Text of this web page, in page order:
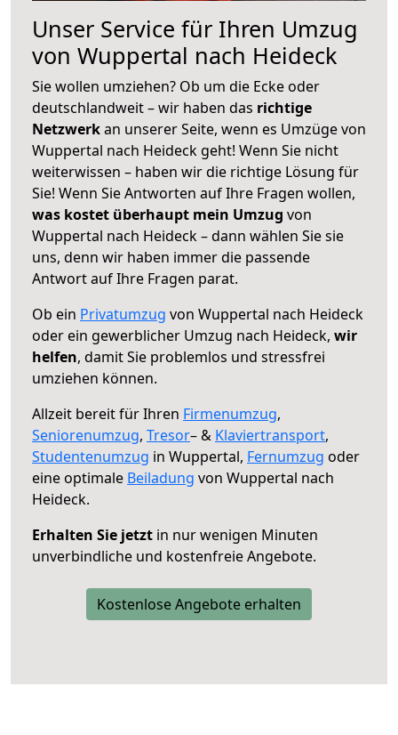
Unser Service für Ihren Umzug
von Wuppertal nach Heideck
Sie wollen umziehen? Ob um die Ecke oder
deutschlandweit – wir haben das richtige
Netzwerkan unserer Seite, wenn es Umzüge von
Wuppertal nach Heideck geht! Wenn Sie nicht
weiterwissen – haben wir die richtige Lösung für
Sie! Wenn Sie Antworten auf Ihre Fragen wollen,
was kostet überhaupt mein Umzug von
Wuppertal nach Heideck – dann wählen Sie sie
uns, denn wir haben immer die passende
Antwort auf Ihre Fragen parat.
Ob ein Privatumzug von Wuppertal nach Heideck
oder ein gewerblicher Umzug nach Heideck, wir
helfen, damit Sie problemlos und stressfrei
umziehen können.
Allzeit bereit für Ihren Firmenumzug,
Seniorenumzug, Tresor– & Klaviertransport,
Studentenumzug in Wuppertal, Fernumzug oder
eine optimale Beiladung von Wuppertal nach
Heideck.
Erhalten Sie jetzt in nur wenigen Minuten
unverbindliche und kostenfreie Angebote.
Kostenlose Angebote erhalten